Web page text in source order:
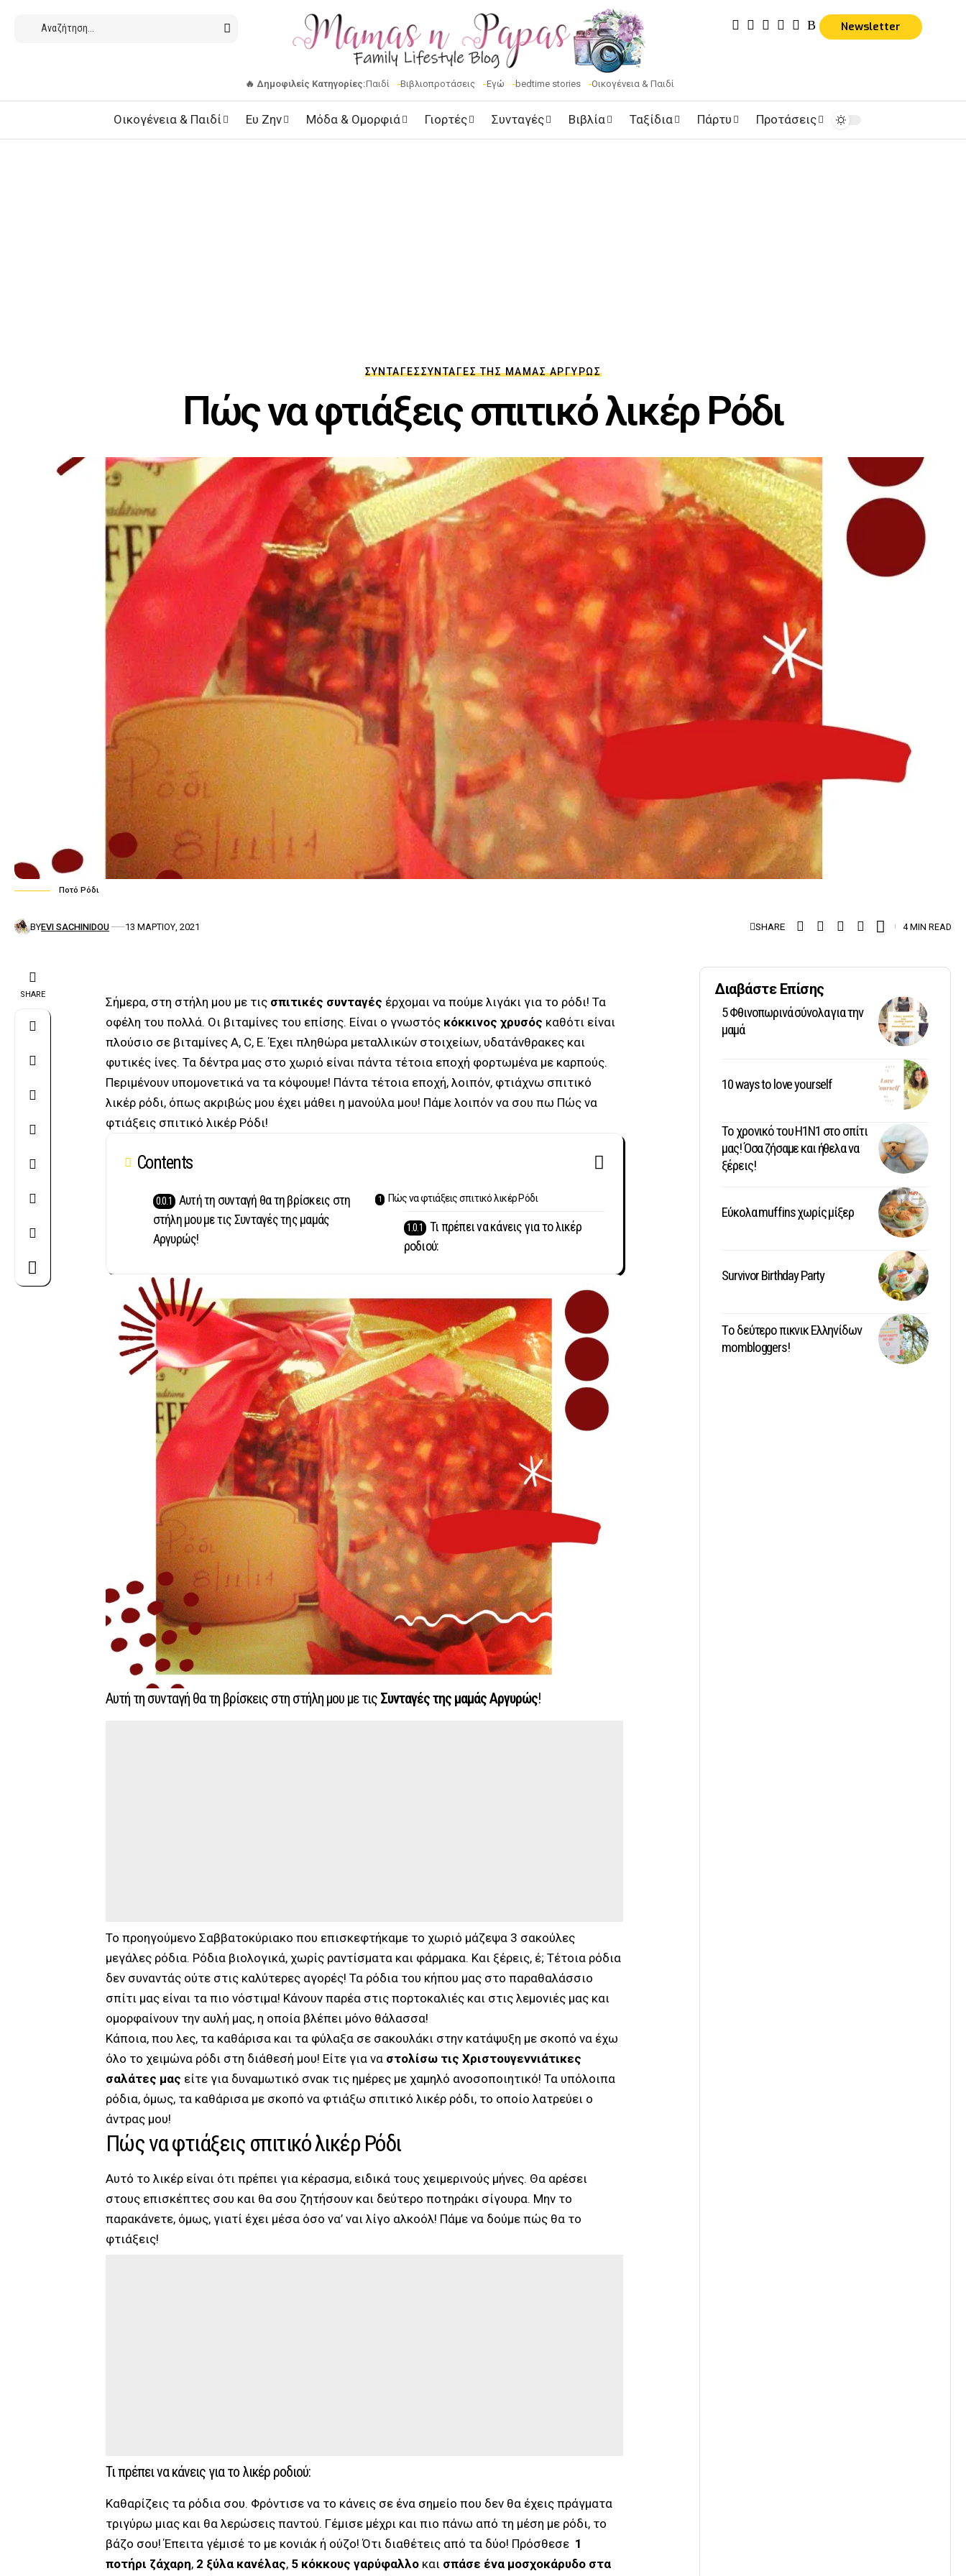
🔥 Δημοφιλείς Κατηγορίες:Παιδί Βιβλιοπροτάσεις Εγώ bedtime stories Οικογένεια & Παιδί
Newsletter
Οικογένεια & Παιδί Ευ Ζην Μόδα & Ομορφιά Γιορτές Συνταγές Βιβλία Ταξίδια Πάρτυ Προτάσεις
ΣΥΝΤΑΓΈΣΣΥΝΤΑΓΈΣ ΤΗΣ ΜΑΜΆΣ ΑΡΓΥΡΏΣ
Πώς να φτιάξεις σπιτικό λικέρ Ρόδι
Ποτό Ρόδι
BYEVI SACHINIDOU 13 ΜΑΡΤΊΟΥ, 2021 SHARE 4 MIN READ
SHARE
Σήμερα, στη στήλη μου με τις σπιτικές συνταγές έρχομαι να πούμε λιγάκι για το ρόδι! Τα
οφέλη του πολλά. Οι βιταμίνες του επίσης. Είναι ο γνωστός κόκκινος χρυσός καθότι είναι
πλούσιο σε βιταμίνες A, C, E. Έχει πληθώρα μεταλλικών στοιχείων, υδατάνθρακες και
φυτικές ίνες. Τα δέντρα μας στο χωριό είναι πάντα τέτοια εποχή φορτωμένα με καρπούς.
Περιμένουν υπομονετικά να τα κόψουμε! Πάντα τέτοια εποχή, λοιπόν, φτιάχνω σπιτικό
λικέρ ρόδι, όπως ακριβώς μου έχει μάθει η μανούλα μου! Πάμε λοιπόν να σου πω Πώς να
φτιάξεις σπιτικό λικέρ Ρόδι!
Contents
Αυτή τη συνταγή θα τη βρίσκεις στη
στήλη μου με τις Συνταγές της μαμάς
Αργυρώς!
Πώς να φτιάξεις σπιτικό λικέρ Ρόδι
Τι πρέπει να κάνεις για το λικέρ
ροδιού:
Αυτή τη συνταγή θα τη βρίσκεις στη στήλη μου με τις Συνταγές της μαμάς Αργυρώς!
Το προηγούμενο Σαββατοκύριακο που επισκεφτήκαμε το χωριό μάζεψα 3 σακούλες
μεγάλες ρόδια. Ρόδια βιολογικά, χωρίς ραντίσματα και φάρμακα. Και ξέρεις, έ; Τέτοια ρόδια
δεν συναντάς ούτε στις καλύτερες αγορές! Τα ρόδια του κήπου μας στο παραθαλάσσιο
σπίτι μας είναι τα πιο νόστιμα! Κάνουν παρέα στις πορτοκαλιές και στις λεμονιές μας και
ομορφαίνουν την αυλή μας, η οποία βλέπει μόνο θάλασσα!
Κάποια, που λες, τα καθάρισα και τα φύλαξα σε σακουλάκι στην κατάψυξη με σκοπό να έχω
όλο το χειμώνα ρόδι στη διάθεσή μου! Είτε για να στολίσω τις Χριστουγεννιάτικες
σαλάτες μας είτε για δυναμωτικό σνακ τις ημέρες με χαμηλό ανοσοποιητικό! Τα υπόλοιπα
ρόδια, όμως, τα καθάρισα με σκοπό να φτιάξω σπιτικό λικέρ ρόδι, το οποίο λατρεύει ο
άντρας μου!
Πώς να φτιάξεις σπιτικό λικέρ Ρόδι
Αυτό το λικέρ είναι ότι πρέπει για κέρασμα, ειδικά τους χειμερινούς μήνες. Θα αρέσει
στους επισκέπτες σου και θα σου ζητήσουν και δεύτερο ποτηράκι σίγουρα. Μην το
παρακάνετε, όμως, γιατί έχει μέσα όσο να’ ναι λίγο αλκοόλ! Πάμε να δούμε πώς θα το
φτιάξεις!
Τι πρέπει να κάνεις για το λικέρ ροδιού:
Καθαρίζεις τα ρόδια σου. Φρόντισε να το κάνεις σε ένα σημείο που δεν θα έχεις πράγματα
τριγύρω μιας και θα λερώσεις παντού. Γέμισε μέχρι και πιο πάνω από τη μέση με ρόδι, το
βάζο σου! Έπειτα γέμισέ το με κονιάκ ή ούζο! Ότι διαθέτεις από τα δύο! Πρόσθεσε 1
ποτήρι ζάχαρη, 2 ξύλα κανέλας, 5 κόκκους γαρύφαλλοκαι σπάσε ένα μοσχοκάρυδο στα
Διαβάστε Επίσης
5 Φθινοπωρινά σύνολα για την
μαμά
10 ways to love yourself
Το χρονικό του Η1Ν1 στο σπίτι
μας! Όσα ζήσαμε και ήθελα να
ξέρεις!
Εύκολα muffins χωρίς μίξερ
Survivor Birthday Party
Tο δεύτερο πικνικ Ελληνίδων
mombloggers!